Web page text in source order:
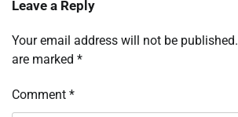
Leave a Reply
Your email address will not be published.
are marked *
Comment *